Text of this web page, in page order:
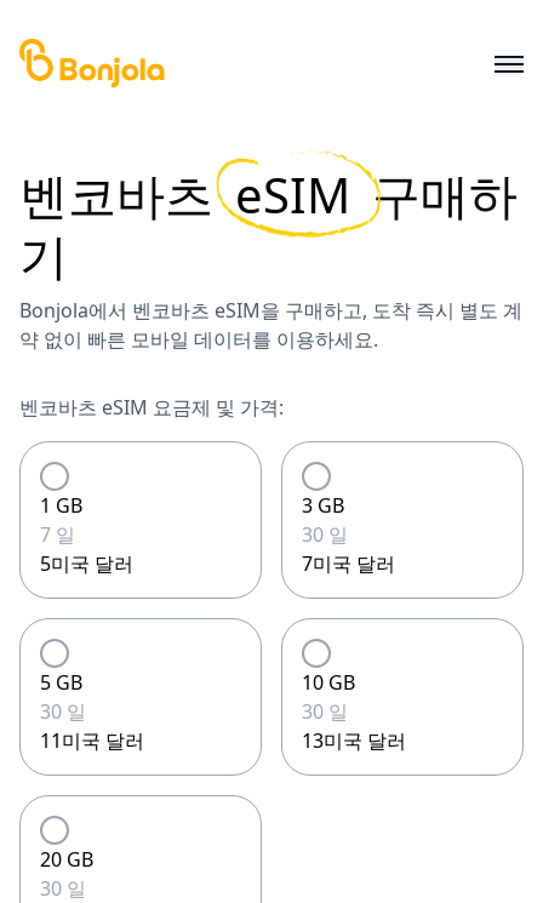
벤코바츠 eSIM 구매하
기
Bonjola에서 벤코바츠 eSIM을 구매하고, 도착 즉시 별도 계
약 없이 빠른 모바일 데이터를 이용하세요.
벤코바츠 eSIM 요금제 및 가격:
1 GB
7 일
5미국 달러
3 GB
30 일
7미국 달러
5 GB
30 일
11미국 달러
10 GB
30 일
13미국 달러
20 GB
30 일